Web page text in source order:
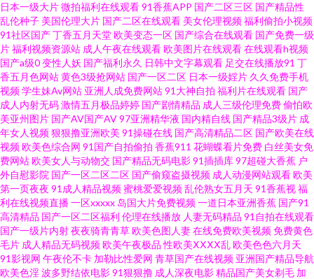
三级视频东京热 国产精品操逼 91九色色窝窝 www热9 国产精产国品一区 黄
色91香蕉 国产三级在线 亚洲伊人大香蕉 超碰东京人人 国产第页 久久综合av
人人澡精品 天天干AB片 亚洲天堂免费 91片子 东京热综合色色 老司机福利社
区 人妖黃色一級A片 婷婷97色色网 91黄蜜桃 97超碰在线人人 www五月天av
岛国av午夜 韩国有码一级在线 国产精品2025 欧美性一区 日韩精品在线视频
五月天超碰 黑丝自慰 亚洲欧美日韩久久 91全国精品 bt成人 日韩成人在线网
站 自拍超碰人 91熟女免费视频 成人又大又黄免费 韩国A级黄色 传媒视频网
站 老司机午夜福利网 91工厂露脸熟女 超碰91人人 豆花社区视频18 欧美极品
日本一级大片微拍福利在线观看91香蕉APP 国产二区三区 国产精品性
乱伦种子 美国伦理大片 国产二区在线观看 美女伦理视频福利偷拍小视频
91社区国产丁香五月天堂欧美变态一区 国产综合在线观看 国产免费一级
片福利视频资源站 成人午夜在线观看欧美图片在线观看在线观看h视频
国产a级0变性人妖 国产福利永久 日韩中文字幕观看 足交在线播放91 丁
香五月色网站黄色3级抢网站 国产一区二区 日本一级婬片 久久免费手机
视频学生妹Av网站 亚洲人成免费网站91大神自拍 福利片在线观看 国产
成人内射无码激情五月极品婷婷 国产剧情精品 成人三级伦理免费偷怕欧
美亚州图片 国产AV国产AV97亚洲精华液 国内精自线 国产精品3级片 成
年女人视频狠狠撸亚洲欧美 91操碰在线 国产高清精品二区 国产欧美在线
视频欧美色综合网 91国产自拍偷拍 香蕉911 花蝴蝶看片免费 白丝美女免
费网站欧美女人与动物交 国产精品无码电影91插插库97超碰大香蕉 户
外自慰影院 国产一区二区二区 国产偷窥盗摄视频 成人动漫网站观看欧美
第一页夜夜 91成人精品视频蜜桃爱爱视频乱伦熟女五月天 91香蕉视福
利在线视频直播一区xxxxx 岛国大片免费视频一道日本亚洲香蕉 国产91
高清精品 国产一区二区福利 伦理在线播放 人妻无码精品 91自拍在线观看
国产一级片内射夜夜骑青青草欧美色图人妻在线免费欧美视频免费黄色
毛片 成人精品无码视频欧美午夜极品 性欧美ⅩⅩⅩⅩ乱欧美色色六月天
91影视网 午夜伦不卡 加勒比性爱网 青草国产在线视频 亚洲国产精品导航
欧美色淫波多野结依电影91狠狠撸 成人深夜电影精品国产美女剃毛 加